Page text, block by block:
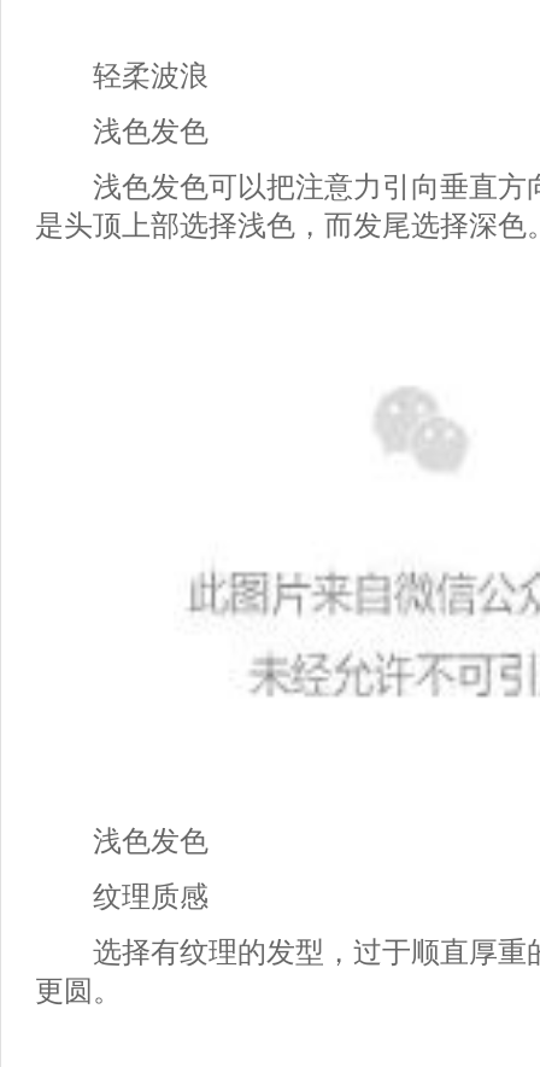
轻柔波浪
浅色发色
浅色发色可以把注意力引向垂直方
是头顶上部选择浅色，而发尾选择深色
浅色发色
纹理质感
选择有纹理的发型，过于顺直厚重
更圆。